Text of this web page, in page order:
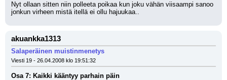
Nyt ollaan sitten niin polleeta poikaa kun joku vähän viisaampi sanoo
jonkun virheen mistä itellä ei ollu hajuukaa..
akuankka1313
Salaperäinen muistinmenetys
Viesti 19 - 26.04.2008 klo 19:51:32
Osa 7: Kaikki kääntyy parhain päin